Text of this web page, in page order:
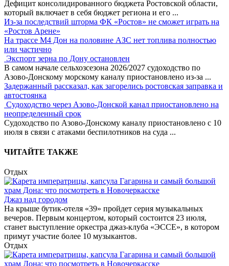
Дефицит консолидированного бюджета Ростовской области,
который включает в себя бюджет региона и его ...
Из-за последствий шторма ФК «Ростов» не сможет играть на
«Ростов Арене»
На трассе М4 Дон на половине АЗС нет топлива полностью
или частично
Экспорт зерна по Дону остановлен
В самом начале сельхозсезона 2026/2027 судоходство по
Азово-Донскому морскому каналу приостановлено из-за ...
Задержанный рассказал, как загорелись ростовская заправка и
автостоянка
Судоходство через Азово-Донской канал приостановлено на
неопределенный срок
Судоходство по Азово-Донскому каналу приостановлено с 10
июля в связи с атаками беспилотников на суда ...
ЧИТАЙТЕ ТАКЖЕ
Отдых
Джаз над городом
На крыше бутик-отеля «39» пройдет серия музыкальных
вечеров. Первым концертом, который состоится 23 июля,
станет выступление оркестра джаз-клуба «ЭССЕ», в котором
примут участие более 10 музыкантов.
Отдых